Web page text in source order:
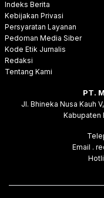
Indeks Berita
Kebijakan Privasi
Persyaratan Layanan
Pedoman Media Siber
Kode Etik Jurnalis
Redaksi
Tentang Kami
PT.
Jl. Bhineka Nusa Kauh
Kabupaten
Email .